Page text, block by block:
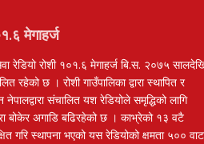
मेगाहर्ज
रेडियो रोशी १०१.६ मेगाहर्ज बि.स. २०७५
रहेको छ । रोशी गाउँपालिका द्वारा स्थापित र
संचालित यश रेडियोले समृद्धिको लागि
बोकेर अगाडि बढिरहेको छ । काभ्रेको १३ वटै
गरि स्थापना भएको यस रेडियोको क्षमता ५०० वाट